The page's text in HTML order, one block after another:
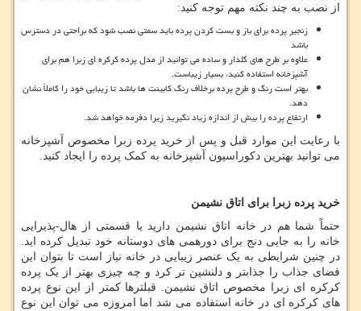
از نصب به چند نکته مهم توجه کنید:
زنجیر پرده برای باز و بست کردن پرده باید سمتی نصب شود که براحتی در دسترس
باشد
علاوه بر طرح های گلدار و ساده می توانید از مدل پرده کرکره ای زبرا هم برای
آشپزخانه استفاده کنید، بسیار زیباست.
بهتر است رنگ و طرح پرده برخلاف رنگ کابینت ها باشد تا زیبایی خود را کاملاً نشان
دهد.
ارتفاع پرده را بیش از اندازه زیاد نگیرید زیرا دفرمه خواهد شد.
با رعایت این موارد قبل و پس از خرید پرده زبرا مخصوص آشپزخانه
می توانید بهترین دکوراسیون آشپزخانه به کمک پرده را ایجاد کنید.
خرید پرده زبرا برای اتاق نشیمن
حتماً شما هم در خانه اتاق نشیمن دارید یا قسمتی از هال-پذیرایی
خانه را به جایی دنج برای دورهمی های دوستانه خود تبدیل کرده اید.
در چنین شرایطی به یک عنصر زیبایی در خانه نیاز است تا بتوان این
فضای جذاب را جذابتر و دلنشین تر کرد و چه چیزی بهتر از یک پرده
کرکره ای زبرا مخصوص اتاق نشیمن. قبلترها کمتر از این نوع پرده
های کرکره ای در خانه استفاده می شد اما امروزه می توان این نوع